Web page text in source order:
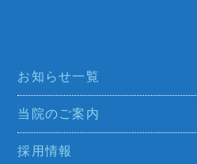
お知らせ一覧
当院のご案内
採用情報